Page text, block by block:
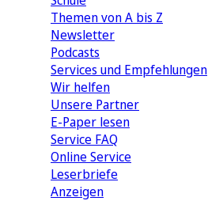
Themen von A bis Z
Newsletter
Podcasts
Services und Empfehlungen
Wir helfen
Unsere Partner
E-Paper lesen
Service FAQ
Online Service
Leserbriefe
Anzeigen